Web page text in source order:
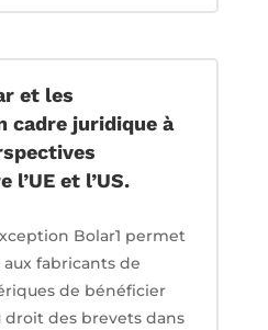
et les
cadre juridique à
l’UE et l’US.
Bolar1 permet
fabricants de
de bénéficier
des brevets dans